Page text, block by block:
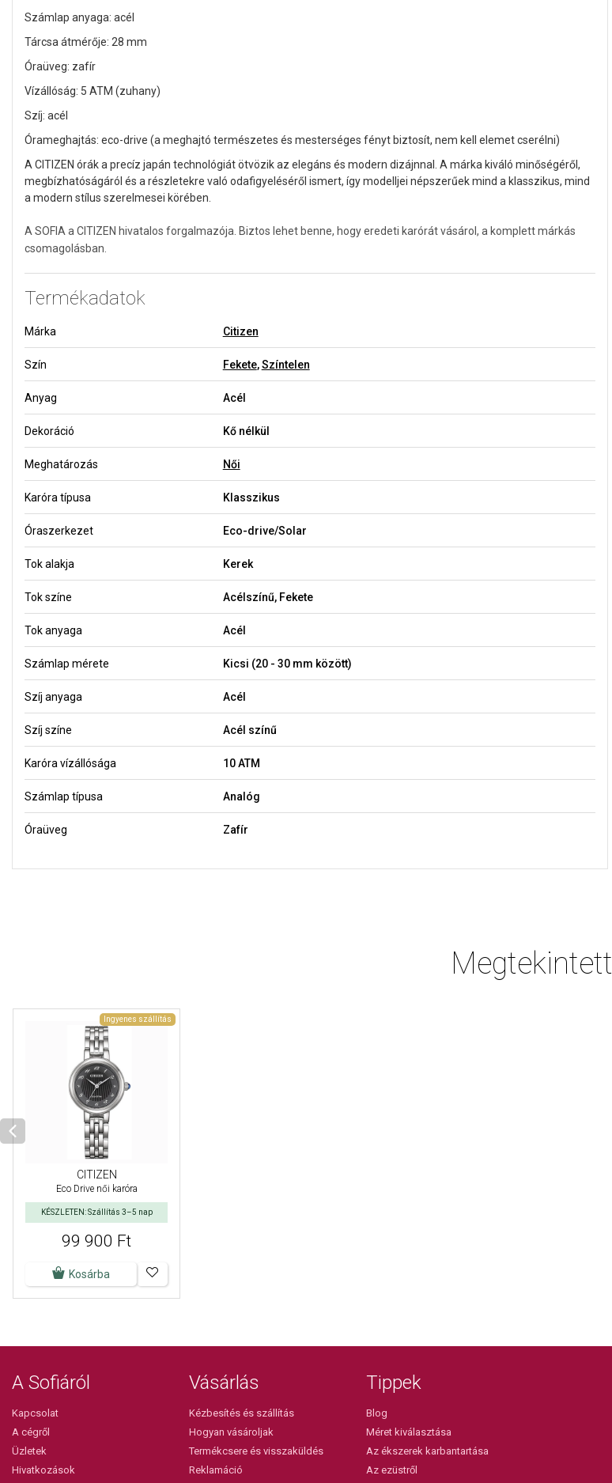
Számlap anyaga: acél
Tárcsa átmérője: 28 mm
Óraüveg: zafír
Vízállóság: 5 ATM (zuhany)
Szíj: acél
Órameghajtás: eco-drive (a meghajtó természetes és mesterséges fényt biztosít, nem kell elemet cserélni)
A CITIZEN órák a precíz japán technológiát ötvözik az elegáns és modern dizájnnal. A márka kiváló minőségéről,
megbízhatóságáról és a részletekre való odafigyeléséről ismert, így modelljei népszerűek mind a klasszikus, mind
a modern stílus szerelmesei körében.
A SOFIA a CITIZEN hivatalos forgalmazója. Biztos lehet benne, hogy eredeti karórát vásárol, a komplett márkás
csomagolásban.
Termékadatok
Márka Citizen
Szín Fekete,Színtelen
Anyag Acél
Dekoráció Kő nélkül
Meghatározás Női
Karóra típusa Klasszikus
Óraszerkezet Eco-drive/Solar
Tok alakja Kerek
Tok színe Acélszínű, Fekete
Tok anyaga Acél
Számlap mérete Kicsi (20 - 30 mm között)
Szíj anyaga Acél
Szíj színe Acél színű
Karóra vízállósága 10 ATM
Számlap típusa Analóg
Óraüveg Zafír
Megtekintett
Ingyenes szállítás
CITIZEN
Eco Drive női karóra
KÉSZLETEN: Szállítás 3–5 nap
99 900 Ft
Kosárba
A Sofiáról
Kapcsolat
A cégről
Üzletek
Hivatkozások
Vásárlás
Kézbesítés és szállítás
Hogyan vásároljak
Termékcsere és visszaküldés
Reklamáció
Tippek
Blog
Méret kiválasztása
Az ékszerek karbantartása
Az ezüstről